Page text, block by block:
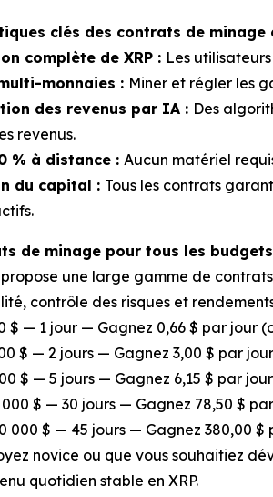
clés des contrats de minage
complète de XRP : Les
monnaies : Miner et régler les
des revenus par IA : Des
revenus.
% à distance : Aucun matériel
du capital : Tous les contrats
de minage pour tous les
propose une large gamme de
contrôle des risques et
$ — 1 jour — Gagnez 0,66 $ par jour
$ — 2 jours — Gagnez 3,00 $ par
$ — 5 jours — Gagnez 6,15 $ par jour
$ — 30 jours — Gagnez 78,50 $
000 $ — 45 jours — Gagnez 380,00 $
novice ou que vous souhaitiez
quotidien stable en XRP.